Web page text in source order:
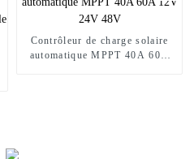
Contrôleur de charge solaire
automatique MPPT 40A 60A